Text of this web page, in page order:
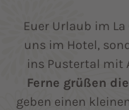
Euer Urlaub im
uns im Hotel,
ins Pustertal mit
Ferne grüßen
geben einen kleinen